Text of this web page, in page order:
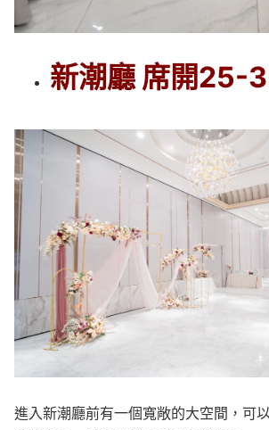
新潮廳 席開25-
進入新潮廳前有一個寬敞的大空間，可